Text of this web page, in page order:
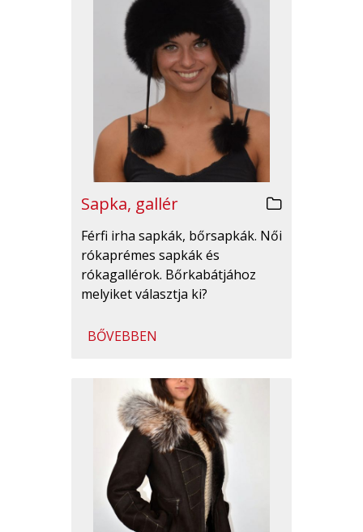
Sapka, gallér
Férfi irha sapkák, bőrsapkák. Női
rókaprémes sapkák és
rókagallérok. Bőrkabátjához
melyiket választja ki?
BŐVEBBEN